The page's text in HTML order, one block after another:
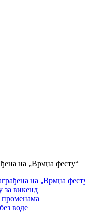
на „Врмџа
за викенд
воде